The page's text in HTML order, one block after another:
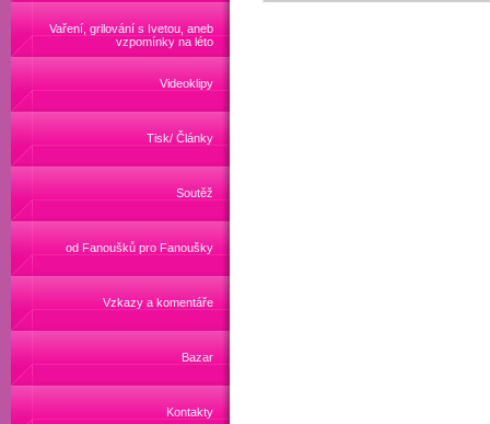
Vaření, grilování s Ivetou, aneb
vzpomínky na léto
Videoklipy
Tisk/ Články
Soutěž
od Fanoušků pro Fanoušky
Vzkazy a komentáře
Bazar
Kontakty